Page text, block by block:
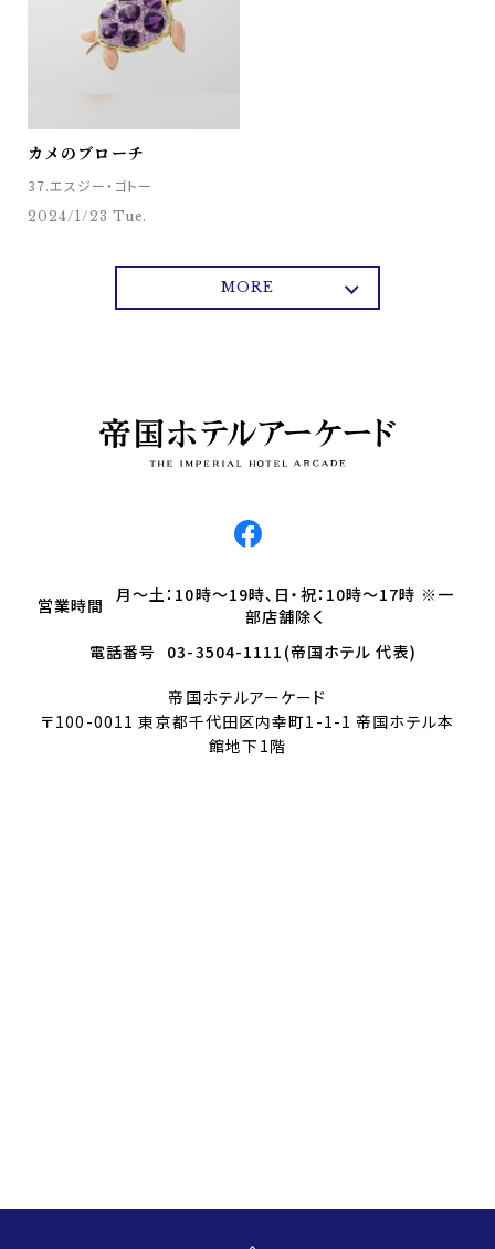
カメのブローチ
37.エスジー・ゴトー
2024/1/23 Tue.
MORE
営業時間
月～土：10時～19時、日・祝：10時～17時 ※一
部店舗除く
電話番号
03-3504-1111(帝国ホテル 代表)
帝国ホテルアーケード
〒100-0011 東京都千代田区内幸町1-1-1 帝国ホテル本
館地下1階